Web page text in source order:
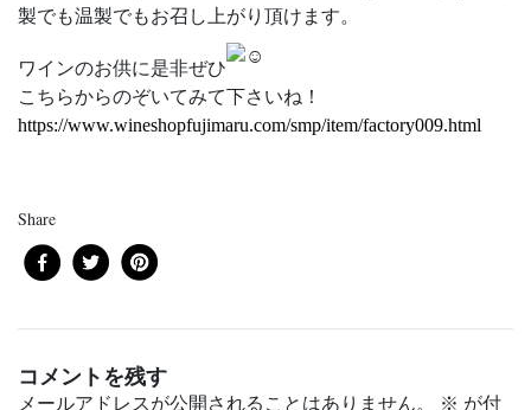
製でも温製でもお召し上がり頂けます。
ワインのお供に是非ぜひ
こちらからのぞいてみて下さいね！
https://www.wineshopfujimaru.com/smp/item/factory009.html
Share
コメントを残す
メールアドレスが公開されることはありません。 ※ が付